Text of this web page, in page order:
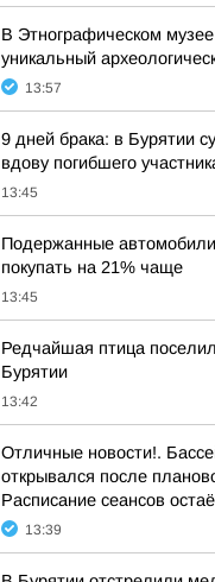
В Этнографическом
уникальный
13:57
9 дней брака: в Бурятии
вдову погибшего
13:45
Подержанные
покупать на 21% чаще
13:45
Редчайшая птица
Бурятии
13:42
Отличные новости!.
открывался после
Расписание сеансов
13:39